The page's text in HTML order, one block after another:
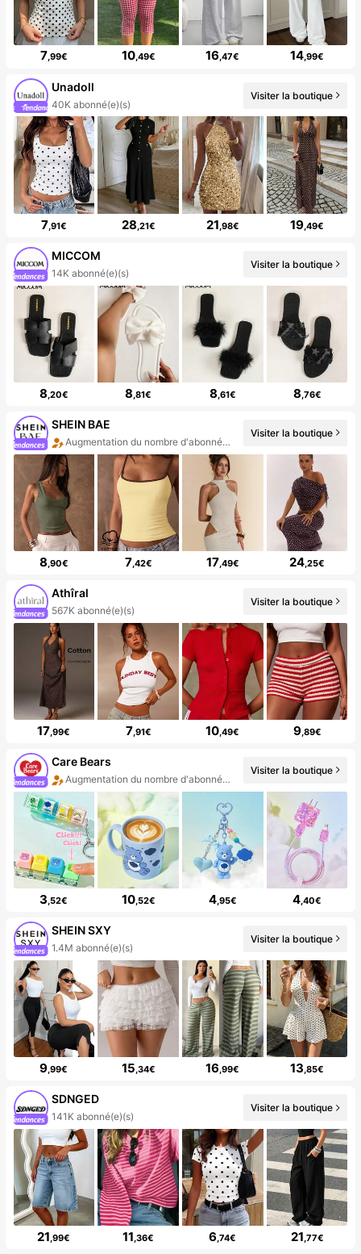
7,99€ 10,49€ 16,47€ 14,99€
Unadoll
40K abonné(e)(s)
Visiter la boutique
7,91€ 28 ,21€ 21 ,98€ 19 ,49€
MICCOM
14K abonné(e)(s)
Visiter la boutique
8 ,20€ 8 ,81€ 8 ,61€ 8 ,76€
SHEIN BAE
Augmentation du nombre d'abonnés : 13 %
Visiter la boutique
8 ,90€ 7,42€ 17,49€ 24 ,25€
Athîral
567K abonné(e)(s)
Visiter la boutique
17 ,99€ 7,91€ 10 ,49€ 9,89€
Care Bears
Augmentation du nombre d'abonnés : 12 %
Visiter la boutique
3 ,52€ 10,52€ 4,95€ 4 ,40€
SHEIN SXY
1.4M abonné(e)(s)
Visiter la boutique
9 ,99€ 15 ,34€ 16 ,99€ 13 ,85€
SDNGED
141K abonné(e)(s)
Visiter la boutique
21 ,99€ 11 ,36€ 6 ,74€ 21 ,77€